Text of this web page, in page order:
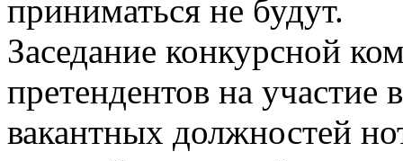
приниматься не будут.
Заседание конкурсной
претендентов на
вакантных должностей